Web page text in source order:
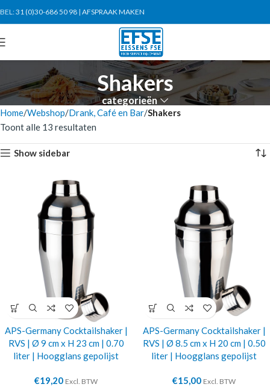
BEL:31 (0)30-686 50 98 | AFSPRAAK MAKEN
Shakers
categorieën
Home Webshop Drank, Café en Bar Shakers
Toont alle 13 resultaten
Show sidebar
APS-Germany Cocktailshaker |
RVS | Ø 9 cm x H 23 cm | 0.70
liter | Hoogglans gepolijst
€19,20 Excl. BTW
APS-Germany Cocktailshaker |
RVS | Ø 8.5 cm x H 20 cm | 0.50
liter | Hoogglans gepolijst
€15,00 Excl. BTW